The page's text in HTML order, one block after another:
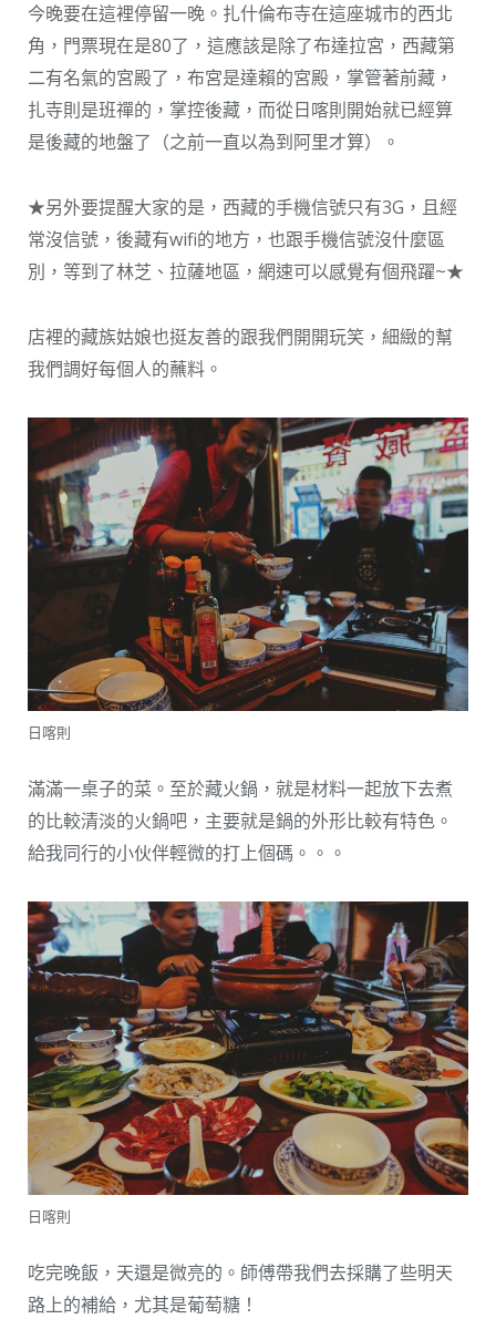
今晚要在這裡停留一晚。扎什倫布寺在這座城市的西北
角，門票現在是80了，這應該是除了布達拉宮，西藏第
二有名氣的宮殿了，布宮是達賴的宮殿，掌管著前藏，
扎寺則是班禪的，掌控後藏，而從日喀則開始就已經算
是後藏的地盤了（之前一直以為到阿里才算）。
★另外要提醒大家的是，西藏的手機信號只有3G，且經
常沒信號，後藏有wifi的地方，也跟手機信號沒什麼區
別，等到了林芝、拉薩地區，網速可以感覺有個飛躍~★
店裡的藏族姑娘也挺友善的跟我們開開玩笑，細緻的幫
我們調好每個人的蘸料。
日喀則
滿滿一桌子的菜。至於藏火鍋，就是材料一起放下去煮
的比較清淡的火鍋吧，主要就是鍋的外形比較有特色。
給我同行的小伙伴輕微的打上個碼。。。
日喀則
吃完晚飯，天還是微亮的。師傅帶我們去採購了些明天
路上的補給，尤其是葡萄糖！